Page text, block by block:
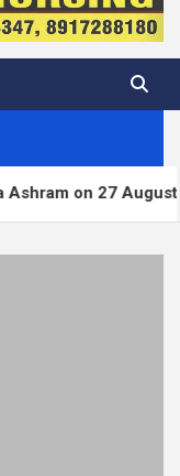
August